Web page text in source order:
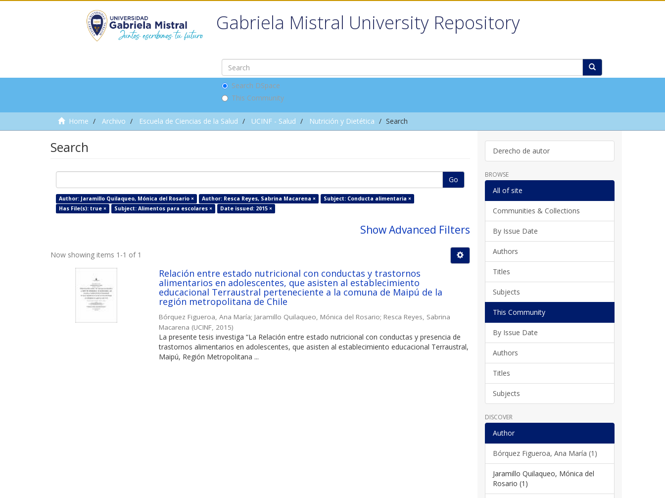
Gabriela Mistral University Repository
Search DSpace
This Community
Home Archivo Escuela de Ciencias de la Salud UCINF - Salud Nutrición y Dietética Search
Search
Go
Author: Jaramillo Quilaqueo, Mónica del Rosario × Author: Resca Reyes, Sabrina Macarena ×
Subject: Conducta alimentaria ×
Has File(s): true ×
Subject: Alimentos para escolares × Date issued: 2015 ×
Show Advanced Filters
Now showing items 1-1 of 1
Relación entre estado nutricional con conductas y trastornos
alimentarios en adolescentes, que asisten al establecimiento
educacional Terraustral perteneciente a la comuna de Maipú de la
región metropolitana de Chile
Bórquez Figueroa, Ana María; Jaramillo Quilaqueo, Mónica del Rosario; Resca Reyes, Sabrina
Macarena (UCINF 2015)
La presente tesis investiga “La Relación entre estado nutricional con conductas y presencia de
trastornos alimentarios en adolescentes, que asisten al establecimiento educacional Terraustral,
Maipú, Región Metropolitana ...
Derecho de autor
BROWSE
All of site
Communities & Collections
By Issue Date
Authors
Titles
Subjects
This Community
By Issue Date
Authors
Titles
Subjects
DISCOVER
Author
Bórquez Figueroa, Ana María (1)
Jaramillo Quilaqueo, Mónica del
Rosario (1)